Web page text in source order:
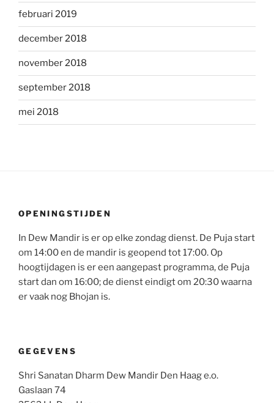
februari 2019
december 2018
november 2018
september 2018
mei 2018
OPENINGSTIJDEN
In Dew Mandir is er op elke zondag dienst. De Puja start
om 14:00 en de mandir is geopend tot 17:00. Op
hoogtijdagen is er een aangepast programma, de Puja
start dan om 16:00; de dienst eindigt om 20:30 waarna
er vaak nog Bhojan is.
GEGEVENS
Shri Sanatan Dharm Dew Mandir Den Haag e.o.
Gaslaan 74